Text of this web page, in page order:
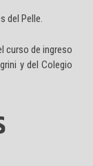
del Pelle.
curso de ingreso
y del Colegio